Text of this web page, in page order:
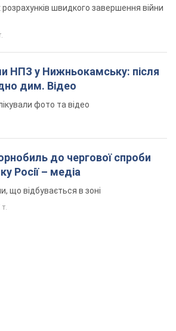
розрахунків швидкого завершення війни
НПЗ у Нижньокамську: після
дим. Відео
фото та відео
до чергової спроби
Росії – медіа
що відбувається в зоні